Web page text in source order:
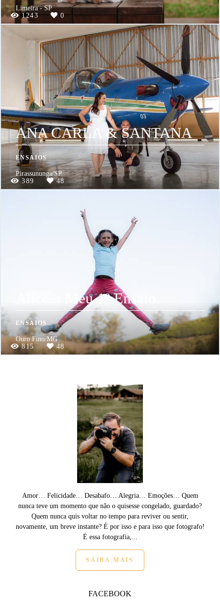
Limeira - SP
1243
0
ANA CARLA & SANTANA
ENSAIOS
Pirassununga/SP
389
48
Alice... Meu 1º Ensaio.
ENSAIOS
Ouro Fino/MG
815
48
Amor… Felicidade… Desabafo… Alegria… Emoções… Quem
nunca teve um momento que não o quisesse congelado, guardado?
Quem nunca quis voltar no tempo para reviver ou sentir,
novamente, um breve instante? É por isso e para isso que fotografo!
É essa fotografia,...
SAIBA MAIS
FACEBOOK